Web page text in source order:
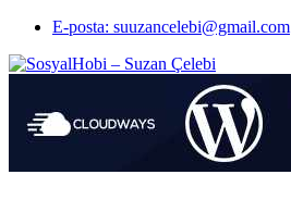
E-posta: suuzancelebi@gmail.com